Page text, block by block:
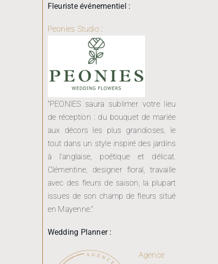
de réception : du bouquet de mariée
aux décors les plus grandioses, le
tout dans un style inspiré des jardins
à l’anglaise, poétique et délicat.
Clémentine, designer floral, travaille
avec des fleurs de saison, la plupart
issues de son champ de fleurs situé
en Mayenne.”
MN